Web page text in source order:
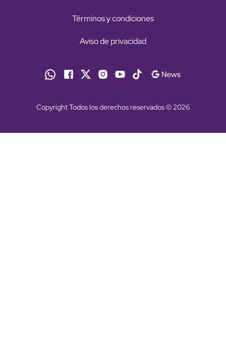
Términos y condiciones
Aviso de privacidad
Copyright Todos los derechos reservados © 2026